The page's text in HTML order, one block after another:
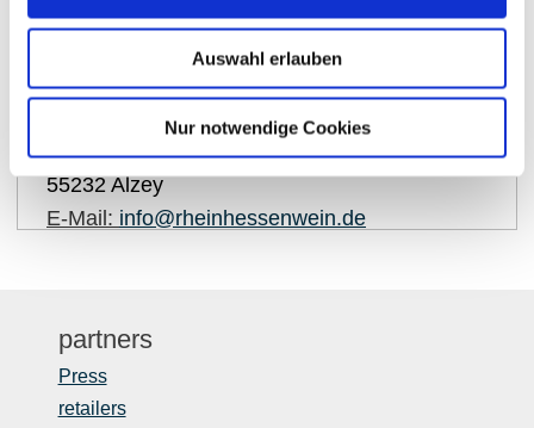
Auswahl erlauben
Nur notwendige Cookies
Contact details:
Rheinhessenwein e.V.
Otto-Lilienthal-Straße 4
55232 Alzey
E-Mail: info@rheinhessenwein.de
partners
Press
retailers